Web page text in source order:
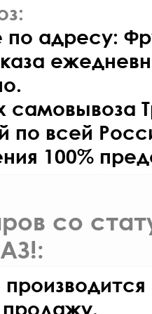
по адресу:
самовывоза
по всей
100%
со